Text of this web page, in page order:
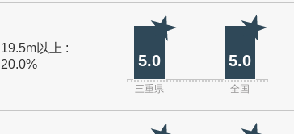
19.5m以上 :
20.0%
5.0 5.0
三重県 全国